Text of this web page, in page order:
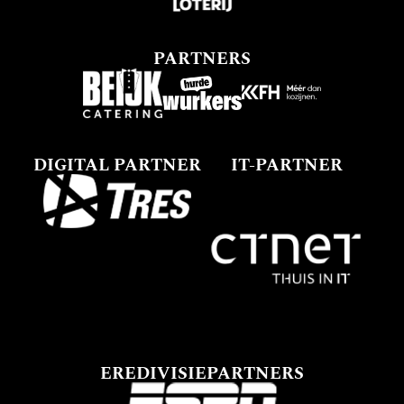
PARTNERS
DIGITAL PARTNER IT-PARTNER
EREDIVISIEPARTNERS